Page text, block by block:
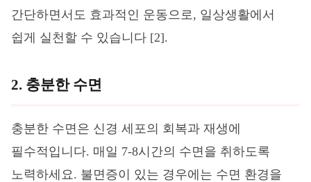
간단하면서도 효과적인 운동으로, 일상생활에서
쉽게 실천할 수 있습니다 [2].
2. 충분한 수면
충분한 수면은 신경 세포의 회복과 재생에
필수적입니다. 매일 7-8시간의 수면을 취하도록
노력하세요. 불면증이 있는 경우에는 수면 환경을